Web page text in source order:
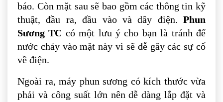
báo. Còn mặt sau sẽ bao gồm các thông tin kỹ
thuật, đầu ra, đầu vào và dây điện. Phun
Sương TC có một lưu ý cho bạn là tránh để
nước chảy vào mặt này vì sẽ dễ gây các sự cố
về điện.
Ngoài ra, máy phun sương có kích thước vừa
phải và công suất lớn nên dễ dàng lắp đặt và